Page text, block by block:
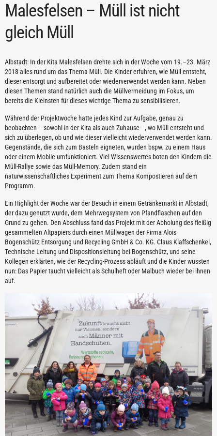
Malesfelsen – Müll ist nicht
gleich Müll
Albstadt: In der Kita Malesfelsen drehte sich in der Woche vom 19.–23. März
2018 alles rund um das Thema Müll. Die Kinder erfuhren, wie Müll entsteht,
dieser entsorgt und aufbereitet oder wiederverwendet werden kann. Neben
diesen Themen stand natürlich auch die Müllvermeidung im Fokus, um
bereits die Kleinsten für dieses wichtige Thema zu sensibilisieren.
Während der Projektwoche hatte jedes Kind zur Aufgabe, genau zu
beobachten – sowohl in der Kita als auch Zuhause –, wo Müll entsteht und
sich zu überlegen, ob und wie dieser vielleicht wiederverwendet werden kann.
Gegenstände, die sich zum Basteln eigneten, wurden bspw. zu einem Haus
oder einem Mobile umfunktioniert. Viel Wissenswertes boten den Kindern die
Müll-Rallye sowie das Müll-Memory. Zudem stand ein
naturwissenschaftliches Experiment zum Thema Kompostieren auf dem
Programm.
Ein Highlight der Woche war der Besuch in einem Getränkemarkt in Albstadt,
der dazu genutzt wurde, dem Mehrwegsystem von Pfandflaschen auf den
Grund zu gehen. Den Abschluss fand das Projekt mit der Abholung des fleißig
gesammelten Altpapiers durch einen Müllwagen der Firma Alois
Bogenschütz Entsorgung und Recycling GmbH & Co. KG. Claus Klaffschenkel,
Technische Leitung und Dispositionsleitung bei Bogenschütz, und seine
Kollegen erklärten, wie der Recycling-Prozess abläuft und die Kinder wussten
nun: Das Papier taucht vielleicht als Schulheft oder Malbuch wieder bei ihnen
auf.